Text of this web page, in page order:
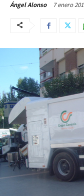
Ángel Alonso 7 enero